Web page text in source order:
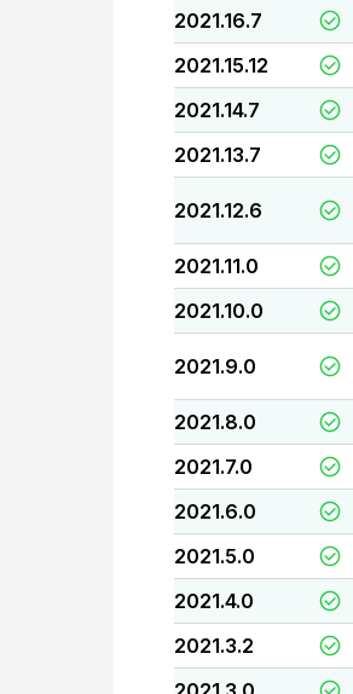
2021.16.7
2021.15.12
2021.14.7
2021.13.7
2021.12.6
2021.11.0
2021.10.0
2021.9.0
2021.8.0
2021.7.0
2021.6.0
2021.5.0
2021.4.0
2021.3.2